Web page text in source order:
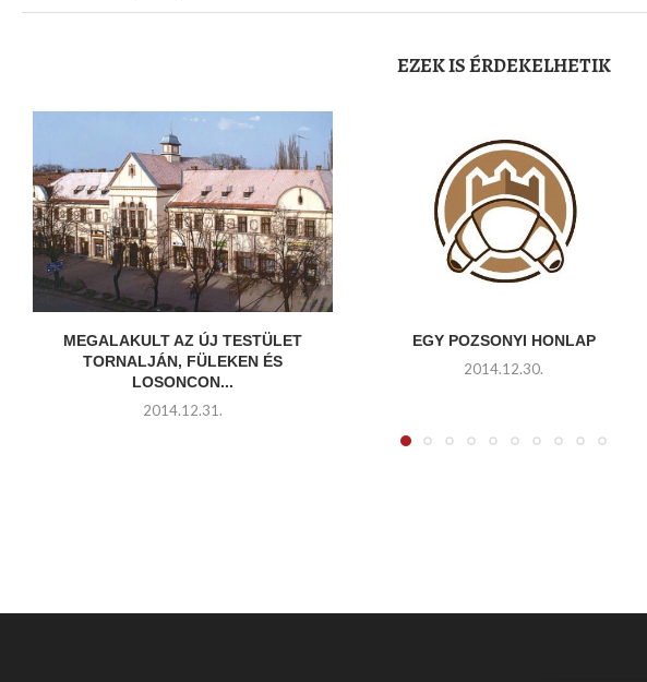
EZEK IS ÉRDEKELHETIK
MEGALAKULT AZ ÚJ TESTÜLET
TORNALJÁN, FÜLEKEN ÉS
LOSONCON...
2014.12.31.
EGY POZSONYI HONLAP
2014.12.30.